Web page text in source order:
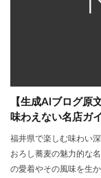
【生成AIブログ原
味わえない名店ガ
福井県で楽しむ味わい
おろし蕎麦の魅力的な
の愛着やその風味を生